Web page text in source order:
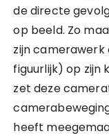
de directe
op beeld. Zo
zijn
figuurlijk) op zijn
zet deze
heeft